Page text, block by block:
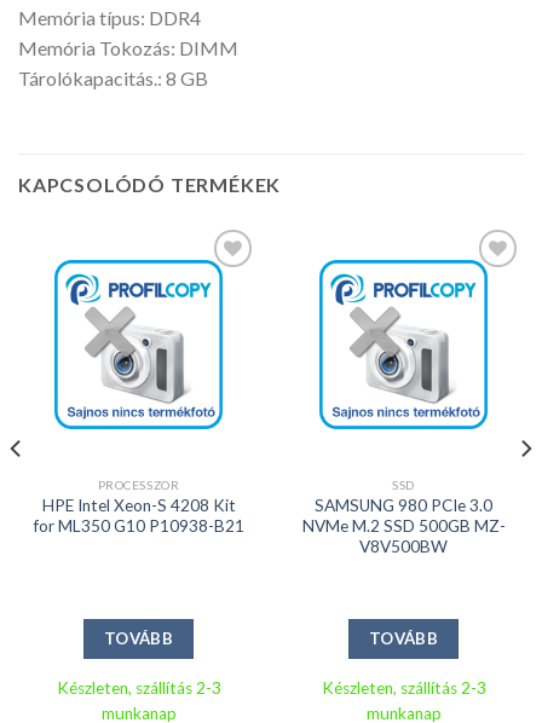
Memória típus: DDR4
Memória Tokozás: DIMM
Tárolókapacitás.: 8 GB
KAPCSOLÓDÓ TERMÉKEK
Kedvencekhez
PROCESSZOR
HPE Intel Xeon-S 4208 Kit
for ML350 G10 P10938-B21
TOVÁBB
Készleten, szállítás 2-3
munkanap
Kedvencekhez
SSD
SAMSUNG 980 PCIe 3.0
NVMe M.2 SSD 500GB MZ-
V8V500BW
TOVÁBB
Készleten, szállítás 2-3
munkanap